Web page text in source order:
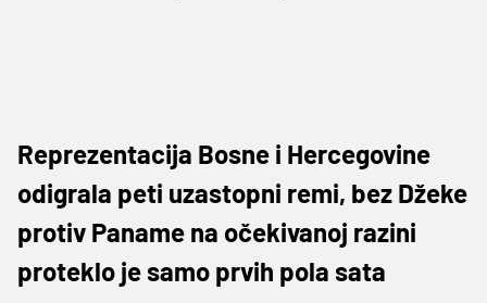
Reprezentacija Bosne i Hercegovine
odigrala peti uzastopni remi, bez Džeke
protiv Paname na očekivanoj razini
proteklo je samo prvih pola sata